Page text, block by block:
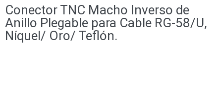
Ethernet y
FibraAccesorios
para
Computadora
Conector TNC Macho Inverso de
Anillo Plegable para Cable RG-58/U,
Níquel/ Oro/ Teflón.